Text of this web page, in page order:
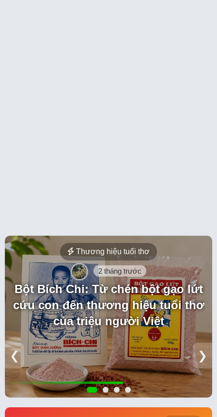
Thương hiệu tuổi thơ
2 tháng trước
Bột Bích Chi: Từ chén bột gạo lứt
cứu con đến thương hiệu tuổi thơ
của triệu người Việt
❮ ❯